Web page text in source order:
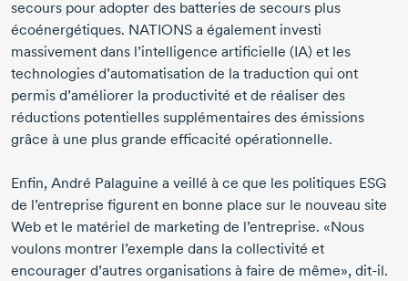
secours pour adopter des batteries de secours plus
écoénergétiques. NATIONS a également investi
massivement dans l’intelligence artificielle (IA) et les
technologies d’automatisation de la traduction qui ont
permis d’améliorer la productivité et de réaliser des
réductions potentielles supplémentaires des émissions
grâce à une plus grande efficacité opérationnelle.
Enfin, André Palaguine a veillé à ce que les politiques ESG
de l’entreprise figurent en bonne place sur le nouveau site
Web et le matériel de marketing de l’entreprise. «Nous
voulons montrer l’exemple dans la collectivité et
encourager d’autres organisations à faire de même», dit-il.